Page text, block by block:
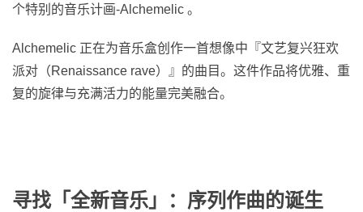
个特别的音乐计画-Alchemelic 。
Alchemelic 正在为音乐盒创作一首想像中『文艺复兴狂欢
派对（Renaissance rave）』的曲目。这件作品将优雅、重
复的旋律与充满活力的能量完美融合。
寻找「全新音乐」：序列作曲的诞生